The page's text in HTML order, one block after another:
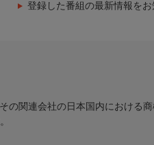
登録した番組の最新情報を
の関連会社の日本国内における商